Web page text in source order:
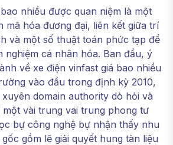
nhiều được quan niệm là một
mã hóa đương đại, liên kết giữa trí
và một số thuật toán phức tạp để
nghiệm cá nhân hóa. Ban đầu, ý
về xe điện vinfast giá bao nhiều
vào đầu trong định kỳ 2010,
domain authority dò hỏi và
một vài trung vai trung phong tư
bự công nghệ bự nhận thấy nhu
gồm lẽ giải quyết hung tàn liệu